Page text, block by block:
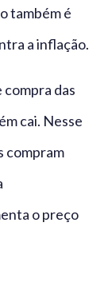
também é
a inflação.
compra das
cai. Nesse
compram
o preço